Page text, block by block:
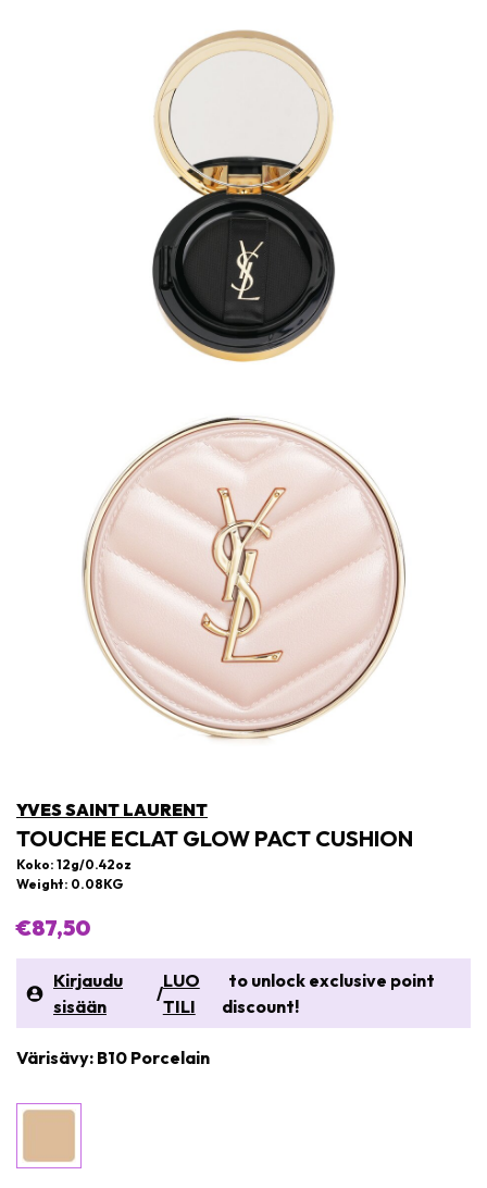
YVES SAINT LAURENT
TOUCHE ECLAT GLOW PACT CUSHION
Koko: 12g/0.42oz
Weight: 0.08KG
€87,50
Kirjaudu
sisään
/
LUO
TILI
to unlock exclusive point
discount!
Värisävy: B10 Porcelain